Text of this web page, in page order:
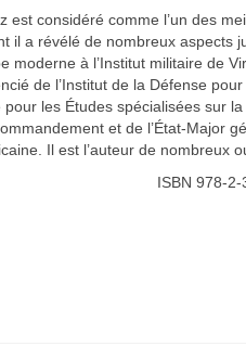
est considéré comme l’un des
il a révélé de nombreux aspects
moderne à l’Institut militaire de
de l’Institut de la Défense
les Études spécialisées sur
et de l’État-Major
Il est l’auteur de nombreux
ISBN 978-